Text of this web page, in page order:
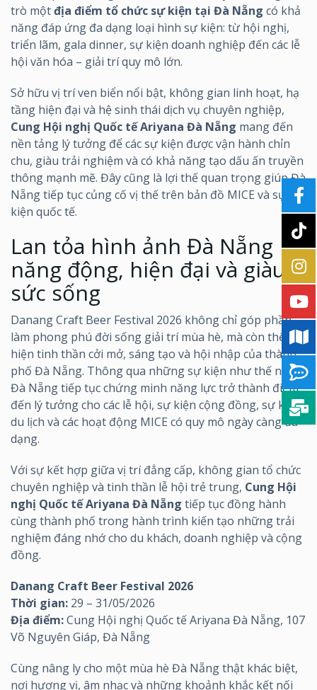
trò mộtđịa điểm tổ chức sự kiện tại Đà Nẵng có khả
năng đáp ứng đa dạng loại hình sự kiện: từ hội nghị,
triển lãm, gala dinner, sự kiện doanh nghiệp đến các lễ
hội văn hóa – giải trí quy mô lớn.
Sở hữu vị trí ven biển nổi bật, không gian linh hoạt, hạ
tầng hiện đại và hệ sinh thái dịch vụ chuyên nghiệp,
Cung Hội nghị Quốc tế Ariyana Đà Nẵng mang đến
nền tảng lý tưởng để các sự kiện được vận hành chỉn
chu, giàu trải nghiệm và có khả năng tạo dấu ấn truyền
thông mạnh mẽ. Đây cũng là lợi thế quan trọng giúp Đà
Nẵng tiếp tục củng cố vị thế trên bản đồ MICE và sự
kiện quốc tế.
Lan tỏa hình ảnh Đà Nẵng
năng động, hiện đại và giàu
sức sống
Danang Craft Beer Festival 2026 không chỉ góp phần
làm phong phú đời sống giải trí mùa hè, mà còn thể
hiện tinh thần cởi mở, sáng tạo và hội nhập của thành
phố Đà Nẵng. Thông qua những sự kiện như thế này,
Đà Nẵng tiếp tục chứng minh năng lực trở thành điểm
đến lý tưởng cho các lễ hội, sự kiện cộng đồng, sự kiện
du lịch và các hoạt động MICE có quy mô ngày càng đa
dạng.
Với sự kết hợp giữa vị trí đẳng cấp, không gian tổ chức
chuyên nghiệp và tinh thần lễ hội trẻ trung, Cung Hội
nghị Quốc tế Ariyana Đà Nẵng tiếp tục đồng hành
cùng thành phố trong hành trình kiến tạo những trải
nghiệm đáng nhớ cho du khách, doanh nghiệp và cộng
đồng.
Danang Craft Beer Festival 2026
Thời gian: 29 – 31/05/2026
Địa điểm:Cung Hội nghị Quốc tế Ariyana Đà Nẵng, 107
Võ Nguyên Giáp, Đà Nẵng
Cùng nâng ly cho một mùa hè Đà Nẵng thật khác biệt,
nơi hương vị, âm nhạc và những khoảnh khắc kết nối